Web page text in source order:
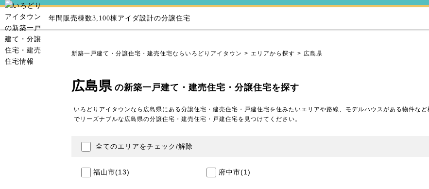
年間販売棟数3,100棟アイダ設計の分譲住宅
新築一戸建て・分譲住宅・建売住宅ならいろどりアイタウン エリアから探す 広島県
広島県 の新築一戸建て・建売住宅・分譲住宅を探す
いろどりアイタウンなら広島県にある分譲住宅・建売住宅・戸建住宅を住みたいエリアや路線、モデルハウスがある物件な
でリーズナブルな広島県の分譲住宅・建売住宅・戸建住宅を見つけてください。
全てのエリアをチェック/解除
福山市(13) 府中市(1)